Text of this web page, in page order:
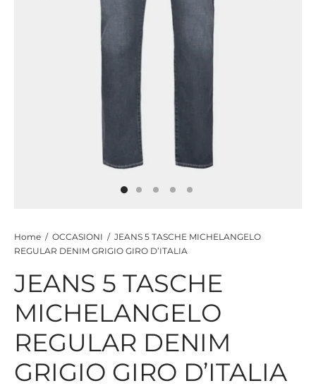
Home / OCCASIONI / JEANS 5 TASCHE MICHELANGELO
REGULAR DENIM GRIGIO GIRO D’ITALIA
JEANS 5 TASCHE
MICHELANGELO
REGULAR DENIM
GRIGIO GIRO D’ITALIA